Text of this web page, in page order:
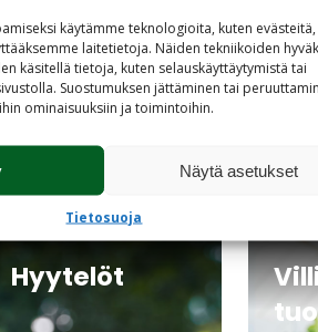
käytämme teknologioita, kuten evästeitä,
laitetietoja. Näiden tekniikoiden
käsitellä tietoja, kuten selauskäyttäytymistä tai
Suostumuksen jättäminen tai
ominaisuuksiin ja toimintoihin.
Näytä asetukset
Tietosuoja
Hyytelöt